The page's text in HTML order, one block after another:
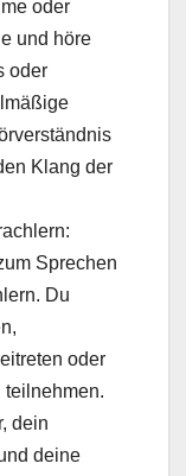
oder
und höre
oder
Klang der
Sprechen
Du
oder
dein
deine